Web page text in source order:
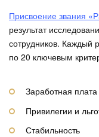
Присвоение звания
результат
сотрудников. Каждый
по 20 ключевым
Заработная плата
Привилегии и
Стабильность